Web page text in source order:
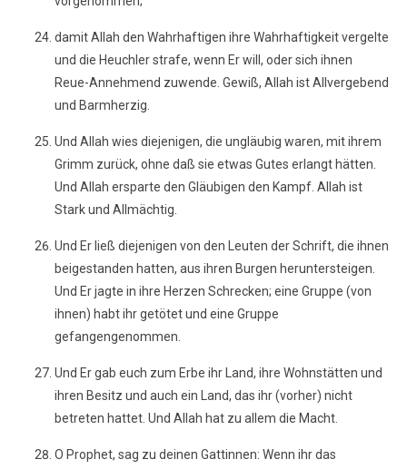
damit Allah den Wahrhaftigen ihre Wahrhaftigkeit vergelte
und die Heuchler strafe, wenn Er will, oder sich ihnen
Reue-Annehmend zuwende. Gewiß, Allah ist Allvergebend
und Barmherzig.
Und Allah wies diejenigen, die ungläubig waren, mit ihrem
Grimm zurück, ohne daß sie etwas Gutes erlangt hätten.
Und Allah ersparte den Gläubigen den Kampf. Allah ist
Stark und Allmächtig.
Und Er ließ diejenigen von den Leuten der Schrift, die ihnen
beigestanden hatten, aus ihren Burgen heruntersteigen.
Und Er jagte in ihre Herzen Schrecken; eine Gruppe (von
ihnen) habt ihr getötet und eine Gruppe
gefangengenommen.
Und Er gab euch zum Erbe ihr Land, ihre Wohnstätten und
ihren Besitz und auch ein Land, das ihr (vorher) nicht
betreten hattet. Und Allah hat zu allem die Macht.
O Prophet, sag zu deinen Gattinnen: Wenn ihr das